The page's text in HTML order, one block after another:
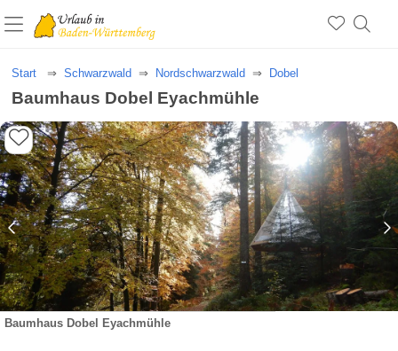
Start Schwarzwald Nordschwarzwald Dobel
Baumhaus Dobel Eyachmühle
Baumhaus Dobel Eyachmühle